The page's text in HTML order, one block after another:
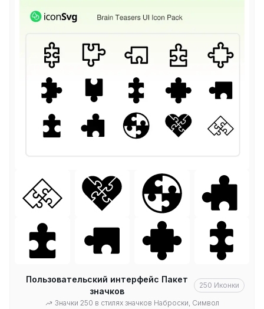
Пользовательский интерфейс Пакет
значков
250 Иконки
Значки 250 в стилях значков Наброски, Символ